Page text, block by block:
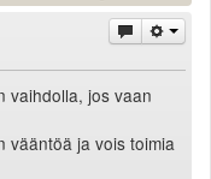
vaihdolla, jos vaan
vääntöä ja vois toimia